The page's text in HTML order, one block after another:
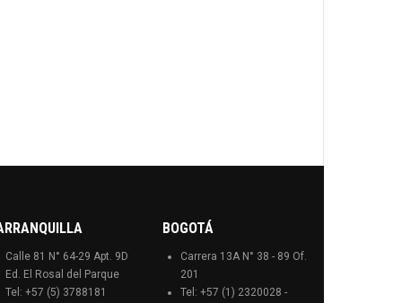
Calle 81 N° 64-29 Apt. 9D
Ed. El Rosal del Parque
Tel: +57 (5) 3788181
BOGOTÁ
Carrera 13A N° 38 - 89 Of.
201
Tel: +57 (1) 2320028 -